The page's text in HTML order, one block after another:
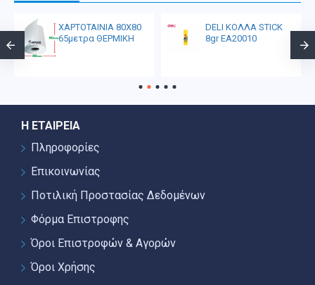
ΧΑΡΤΟΤΑΙΝΙΑ 80Χ80
65μετρα ΘΕΡΜΙΚΗ
DELI ΚΟΛΛΑ STICK
8gr EA20010
Η ΕΤΑΙΡΕΊΑ
Πληροφορίες
Επικοινωνίας
Ποτιλική Προστασίας Δεδομένων
Φόρμα Επιστροφης
Όροι Επιστροφών & Αγορών
Όροι Χρήσης